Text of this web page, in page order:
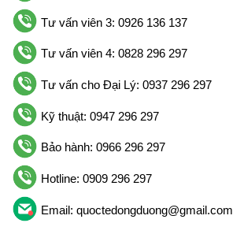
Tư vấn viên 3: 0926 136 137
Tư vấn viên 4: 0828 296 297
Tư vấn cho Đại Lý: 0937 296 297
Kỹ thuật: 0947 296 297
Bảo hành: 0966 296 297
Hotline: 0909 296 297
Email: quoctedongduong@gmail.com